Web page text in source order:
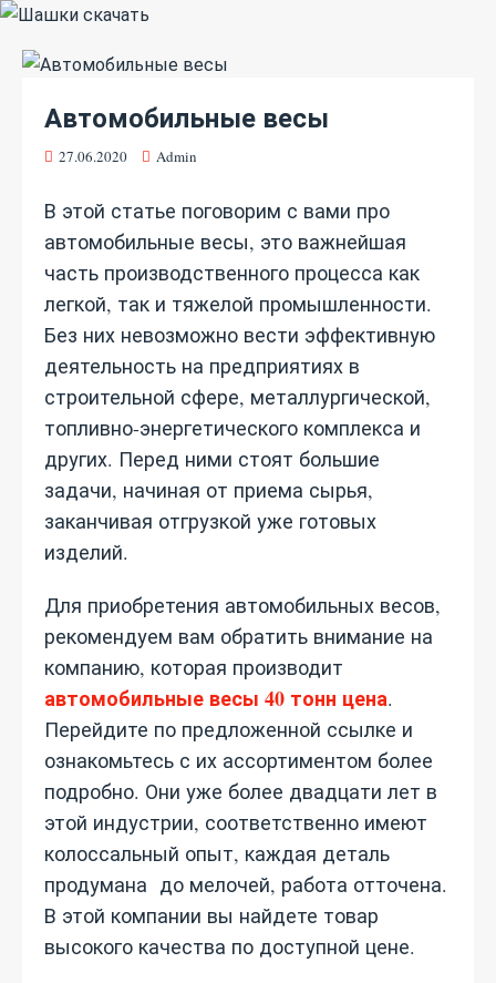
Автомобильные весы
27.06.2020 Admin
В этой статье поговорим с вами про
автомобильные весы, это важнейшая
часть производственного процесса как
легкой, так и тяжелой промышленности.
Без них невозможно вести эффективную
деятельность на предприятиях в
строительной сфере, металлургической,
топливно-энергетического комплекса и
других. Перед ними стоят большие
задачи, начиная от приема сырья,
заканчивая отгрузкой уже готовых
изделий.
Для приобретения автомобильных весов,
рекомендуем вам обратить внимание на
компанию, которая производит
автомобильные весы 40 тонн цена.
Перейдите по предложенной ссылке и
ознакомьтесь с их ассортиментом более
подробно. Они уже более двадцати лет в
этой индустрии, соответственно имеют
колоссальный опыт, каждая деталь
продумана до мелочей, работа отточена.
В этой компании вы найдете товар
высокого качества по доступной цене.